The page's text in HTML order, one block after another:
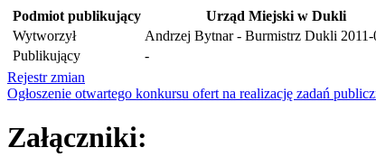
Podmiot publikujący
Urząd Miejski w Dukli
Wytworzył
Andrzej Bytnar - Burmistrz Dukli
Publikujący
-
Rejestr zmian
Ogłoszenie otwartego konkursu ofert na realizację zadań
Załączniki: